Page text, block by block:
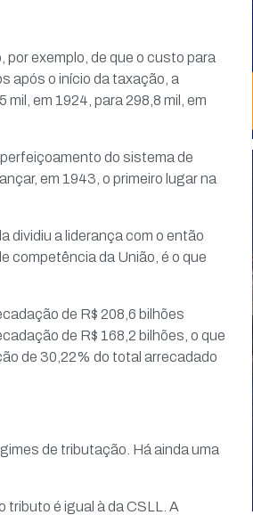
exemplo, de que o custo para
após o início da taxação, a
em 1924, para 298,8 mil, em
do sistema de
em 1943, o primeiro lugar na
dividiu a liderança com o então
competência da União, é o que
de R$ 208,6 bilhões
de R$ 168,2 bilhões, o que
de 30,22% do total arrecadado
de tributação. Há ainda uma
é igual à da CSLL. A